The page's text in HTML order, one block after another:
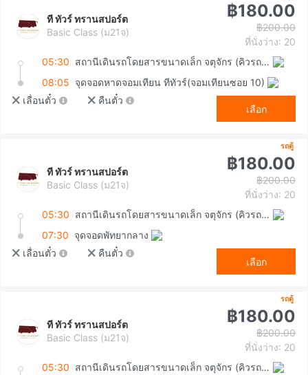
ที ทัวร์ ทรานสปอร์ต
Basic Class (ม21จ)
฿180.00
฿200.00
ที่นั่งว่าง: 20
05:30
สถานีเดินรถโดยสารขนาดเล็ก จตุจักร (คิวรถตู้หมอชิต 2)
08:05 จุดจอดหาดจอมเทียน ทีทัวร์(จอมเทียนซอย 10)
เลื่อนตั๋ว
คืนตั๋ว
เลือก
รถตู้
ที ทัวร์ ทรานสปอร์ต
Basic Class (ม21จ)
฿180.00
฿200.00
ที่นั่งว่าง: 20
05:30
สถานีเดินรถโดยสารขนาดเล็ก จตุจักร (คิวรถตู้หมอชิต 2)
07:30 จุดจอดพัทยากลาง
เลื่อนตั๋ว
คืนตั๋ว
เลือก
รถตู้
ที ทัวร์ ทรานสปอร์ต
Basic Class (ม21จ)
฿180.00
฿200.00
ที่นั่งว่าง: 20
05:30
สถานีเดินรถโดยสารขนาดเล็ก จตุจักร (คิวรถตู้หมอชิต 2)